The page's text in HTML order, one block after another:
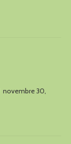
novembre 30,